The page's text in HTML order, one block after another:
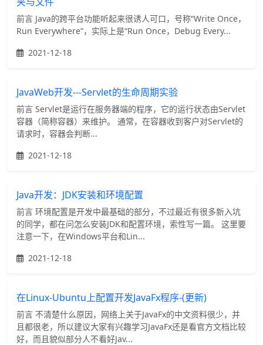
前言 Java的跨平台功能听起来很诱人可口，号称“Write Once，
Run Everywhere”，实际上是“Run Once，Debug Every...
2021-12-18
JavaWeb开发---Servlet的生命周期实验
前言 Servlet是运行在服务器端的程序，它的运行状态由Servlet
容器（简称容器）来维护。 通常，在容器收到客户对Servlet的
请求时，容器会判断...
2021-12-18
Java开发：JDK安装和环境配置
前言 环境配置是开发中最基础的部分，不过最近有很多新入坑
的同学，都在问怎么安装JDK和配置环境，索性写一篇。 这里要
注意一下，在Windows平台和Lin...
2021-12-18
在Linux-Ubuntu上配置开发JavaFx程序-(更新)
前言 不清楚什么原因，网络上关于JavaFx的中文资料很少，并
且都很老，所以建议大家有兴趣学习JavaFx还是看官方文档比较
好，而且貌似部分人不看好Jav...